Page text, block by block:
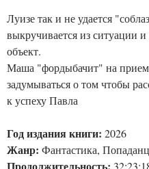
Луизе так и не удается
выкручивается из ситуации
объект.
Маша "фордыбачит" на
задумываться о том чтобы
к успеху Павла
Год издания книги: 2026
Жанр: Фантастика,